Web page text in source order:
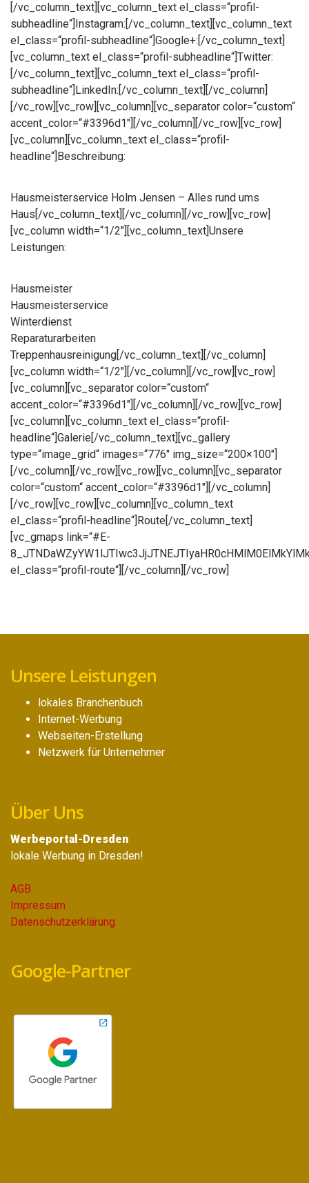
[/vc_column_text][vc_column_text el_class=“profil-
subheadline“]Instagram:[/vc_column_text][vc_column_text
el_class=“profil-subheadline“]Google+:[/vc_column_text]
[vc_column_text el_class=“profil-subheadline“]Twitter:
[/vc_column_text][vc_column_text el_class=“profil-
subheadline“]LinkedIn:[/vc_column_text][/vc_column]
[/vc_row][vc_row][vc_column][vc_separator color=“custom“
accent_color=“#3396d1″][/vc_column][/vc_row][vc_row]
[vc_column][vc_column_text el_class=“profil-
headline“]Beschreibung:
Hausmeisterservice Holm Jensen – Alles rund ums
Haus[/vc_column_text][/vc_column][/vc_row][vc_row]
[vc_column width=“1/2″][vc_column_text]Unsere
Leistungen:
Hausmeister
Hausmeisterservice
Winterdienst
Reparaturarbeiten
Treppenhausreinigung[/vc_column_text][/vc_column]
[vc_column width=“1/2″][/vc_column][/vc_row][vc_row]
[vc_column][vc_separator color=“custom“
accent_color=“#3396d1″][/vc_column][/vc_row][vc_row]
[vc_column][vc_column_text el_class=“profil-
headline“]Galerie[/vc_column_text][vc_gallery
type=“image_grid“ images=“776″ img_size=“200×100″]
[/vc_column][/vc_row][vc_row][vc_column][vc_separator
color=“custom“ accent_color=“#3396d1″][/vc_column]
[/vc_row][vc_row][vc_column][vc_column_text
el_class=“profil-headline“]Route[/vc_column_text]
[vc_gmaps link=“#E-
el_class=“profil-route“][/vc_column][/vc_row]
Unsere Leistungen
lokales Branchenbuch
Internet-Werbung
Webseiten-Erstellung
Netzwerk für Unternehmer
Über Uns
Werbeportal-Dresden
lokale Werbung in Dresden!
AGB
Impressum
Datenschutzerklärung
Google-Partner